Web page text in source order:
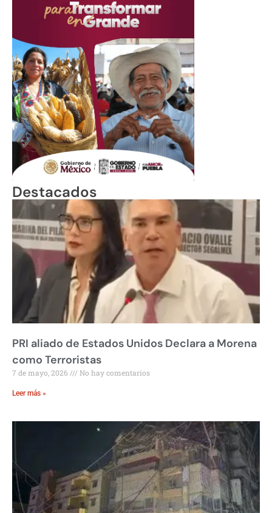
Destacados
PRI aliado de Estados Unidos Declara a Morena
como Terroristas
7 de mayo, 2026 No hay comentarios
Leer más »